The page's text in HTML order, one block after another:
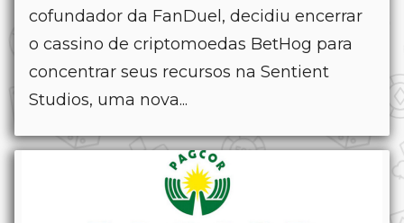
cofundador da FanDuel, decidiu encerrar
o cassino de criptomoedas BetHog para
concentrar seus recursos na Sentient
Studios, uma nova...